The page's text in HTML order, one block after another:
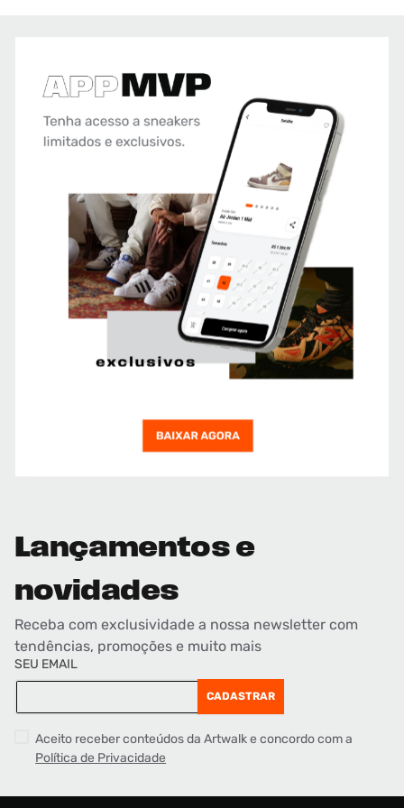
Lançamentos e
novidades
Receba com exclusividade a nossa newsletter com
tendências, promoções e muito mais
SEU EMAIL
CADASTRAR
Aceito receber conteúdos da Artwalk e concordo com a
Política de Privacidade